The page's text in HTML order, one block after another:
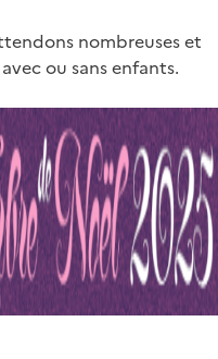
nombreuses et
ou sans enfants.